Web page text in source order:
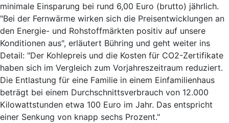
minimale Einsparung bei rund 6,00 Euro (brutto) jährlich.
"Bei der Fernwärme wirken sich die Preisentwicklungen an
den Energie- und Rohstoffmärkten positiv auf unsere
Konditionen aus", erläutert Bühring und geht weiter ins
Detail: "Der Kohlepreis und die Kosten für CO2-Zertifikate
haben sich im Vergleich zum Vorjahreszeitraum reduziert.
Die Entlastung für eine Familie in einem Einfamilienhaus
beträgt bei einem Durchschnittsverbrauch von 12.000
Kilowattstunden etwa 100 Euro im Jahr. Das entspricht
einer Senkung von knapp sechs Prozent."